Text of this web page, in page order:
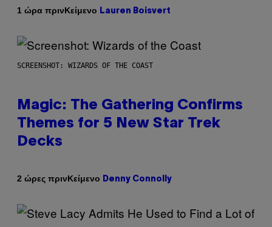
1 ώρα πρινΚείμενο Lauren Boisvert
SCREENSHOT: WIZARDS OF THE COAST
Magic: The Gathering Confirms
Themes for 5 New Star Trek
Decks
2 ώρες πρινΚείμενο Denny Connolly